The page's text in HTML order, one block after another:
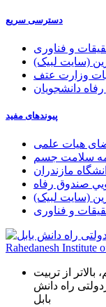
دسترسی سریع
و فناوری
(سایت لبیک)
وزارت عتف
دانشجویان
پیوندهای مفید
هیات علمی
سلامت جسم
مازندران
صندوق رفاه
(سایت لبیک)
و فناوری
از تربیت
راه دانش
بابل